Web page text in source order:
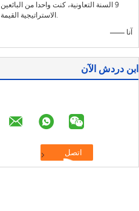
9 السنة التعاونية، كنت واحدا من البائعين
الاستراتيجية القيمة.
—— آنا
ابن دردش الآن